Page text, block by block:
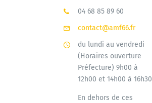
04 68 85 89 60
contact@amf66.fr
du lundi au vendredi
(Horaires ouverture
Préfecture) 9h00 à
12h00 et 14h00 à 16h30
En dehors de ces